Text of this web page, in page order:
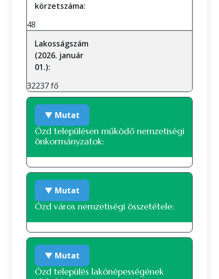
körzetszáma:
48
Lakosságszám
(2026. január
01.):
32237 fő
▼ Mutat
Ózd településen működő nemzetiségi
önkormányzatok:
Német nemzetiségi önkormányzat
▼ Mutat
Ózd város nemzetiségi összetétele:
Nemzetiségi összetétel a 2022-es
népszámlálás alapján
▼ Mutat
Ózd település lakónépességének